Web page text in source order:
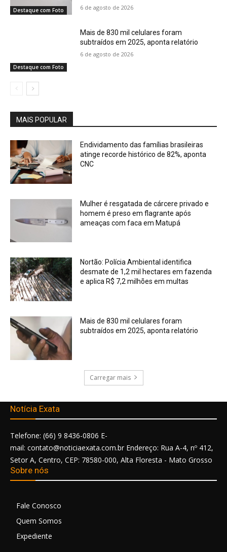
Destaque com Foto 6 de agosto de 2026
Destaque com Foto
Mais de 830 mil celulares foram
subtraídos em 2025, aponta relatório
6 de agosto de 2026
MAIS POPULAR
Endividamento das famílias brasileiras
atinge recorde histórico de 82%, aponta
CNC
Mulher é resgatada de cárcere privado e
homem é preso em flagrante após
ameaças com faca em Matupá
Nortão: Polícia Ambiental identifica
desmate de 1,2 mil hectares em fazenda
e aplica R$ 7,2 milhões em multas
Mais de 830 mil celulares foram
subtraídos em 2025, aponta relatório
Carregar mais
Notícia Exata
Telefone: (66) 9 8436-0806 E-
mail: contato@noticiaexata.com.br Endereço: Rua A-4, nº 412,
Setor A, Centro, CEP: 78580-000, Alta Floresta - Mato Grosso
Sobre nós
Fale Conosco
Quem Somos
Expediente